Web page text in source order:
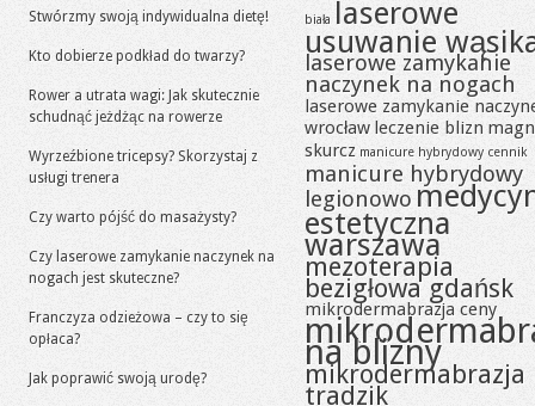
Stwórzmy swoją indywidualna dietę!
Kto dobierze podkład do twarzy?
Rower a utrata wagi: Jak skutecznie
schudnąć jeżdżąc na rowerze
Wyrzeźbione tricepsy? Skorzystaj z
usługi trenera
Czy warto pójść do masażysty?
Czy laserowe zamykanie naczynek na
nogach jest skuteczne?
Franczyza odzieżowa – czy to się
opłaca?
Jak poprawić swoją urodę?
biała laserowe
usuwanie
laserowe zamykanie
naczynek na nogach
laserowe zamykanie
wrocław leczenie blizn
skurcz manicure hybrydowy cennik
manicure hybrydowy
legionowo
estetyczna
warszawa
mezoterapia
bezigłowa gdańsk
mikrodermabrazja ceny
na blizny
mikrodermabrazja
tradzik